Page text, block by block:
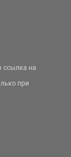
ссылка на
при